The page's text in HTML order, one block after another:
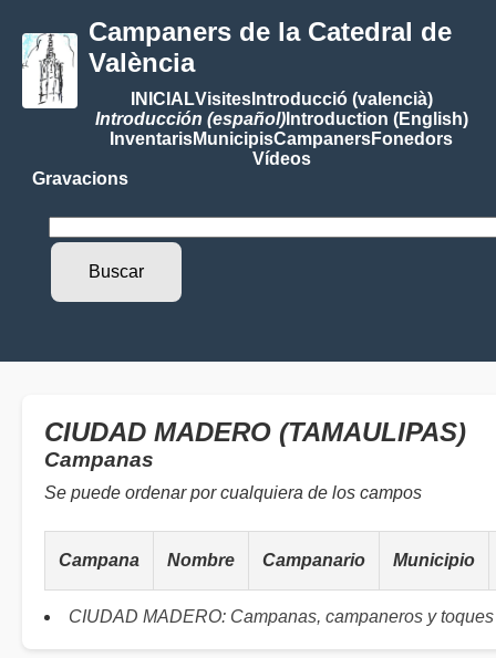
Campaners de la Catedral de
València
INICIALVisitesIntroducció (valencià)
Introducción (español)Introduction (English)
InventarisMunicipisCampanersFonedors
Vídeos
Gravacions
CIUDAD MADERO (TAMAULIPAS)
Campanas
Se puede ordenar por cualquiera de los campos
Campana Nombre Campanario Municipio
CIUDAD MADERO: Campanas, campaneros y toques